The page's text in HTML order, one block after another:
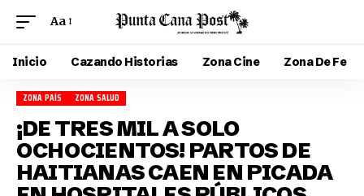
Aa
Inicio Cazando Historias Zona Cine Zona De Fe
ZONA PAÍS ZONA SALUD
¡DE TRES MIL A SOLO
OCHOCIENTOS! PARTOS DE
HAITIANAS CAEN EN PICADA